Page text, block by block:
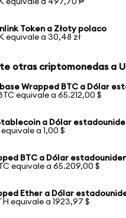
equivale a 497,70 ₱
Token a Złoty polaco
equivale a 30,48 zł
otras criptomonedas a
Wrapped BTC a Dólar
equivale a 65.212,00 $
a Dólar
equivale a 1,00 $
BTC a Dólar
equivale a 65.209,00 $
Ether a Dólar
equivale a 1923,97 $